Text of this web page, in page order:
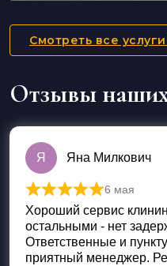
Смотреть все
Отзывы
Я Яна Милкович
Оценка
6 мая
Хороший сервис
остальными - нет
Ответственные и
приятный менеджер.